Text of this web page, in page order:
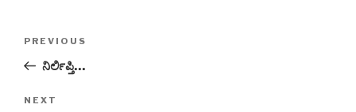
Previous
Post
PREVIOUS
ನಿರ್ಲಿಪ್ತಿ…
Next
NEXT